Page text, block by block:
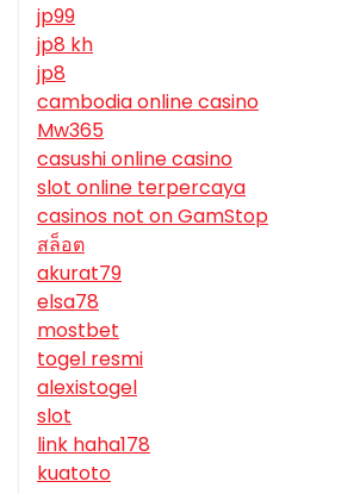
jp99
jp8 kh
jp8
cambodia online casino
Mw365
casushi online casino
slot online terpercaya
casinos not on GamStop
สล็อต
akurat79
elsa78
mostbet
togel resmi
alexistogel
slot
link haha178
kuatoto